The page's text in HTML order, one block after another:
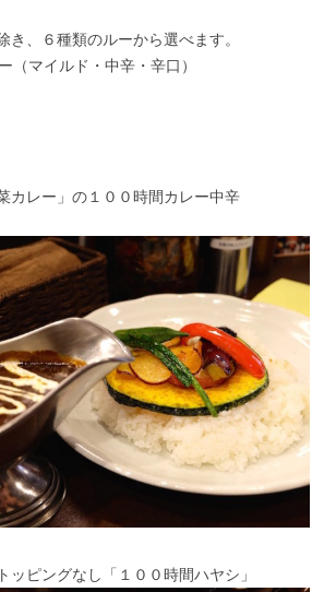
き、６種類のルーから選べます。
（マイルド・中辛・辛口）
カレー」の１００時間カレー中辛
ッピングなし「１００時間ハヤシ」